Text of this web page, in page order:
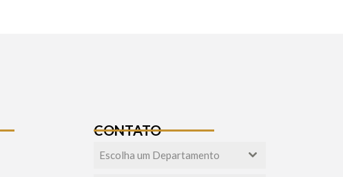
CONTATO
Escolha um Departamento